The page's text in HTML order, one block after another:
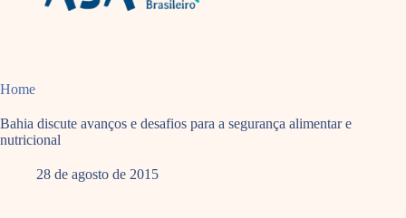
Home
Bahia discute avanços e desafios para a segurança alimentar e
nutricional
28 de agosto de 2015